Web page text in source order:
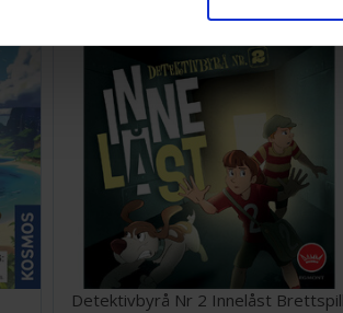
Detektivbyrå Nr 2 Innelåst Brettspill